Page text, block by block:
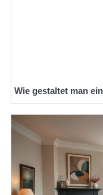
Wie gestaltet man